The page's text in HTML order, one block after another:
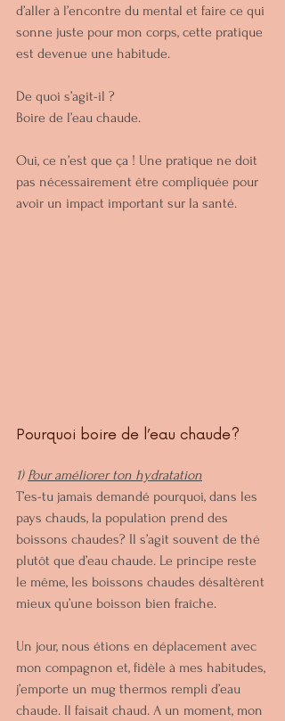
d’aller à l’encontre du mental et faire ce qui
sonne juste pour mon corps, cette pratique
est devenue une habitude.
De quoi s’agit-il ?
Boire de l’eau chaude.
Oui, ce n’est que ça ! Une pratique ne doit
pas nécessairement être compliquée pour
avoir un impact important sur la santé.
Pourquoi boire de l’eau chaude?
1) Pour améliorer ton hydratation
T’es-tu jamais demandé pourquoi, dans les
pays chauds, la population prend des
boissons chaudes? Il s’agit souvent de thé
plutôt que d’eau chaude. Le principe reste
le même, les boissons chaudes désaltèrent
mieux qu’une boisson bien fraîche.
Un jour, nous étions en déplacement avec
mon compagnon et, fidèle à mes habitudes,
j’emporte un mug thermos rempli d’eau
chaude. Il faisait chaud. A un moment, mon